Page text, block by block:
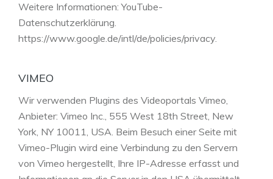
Weitere Informationen: YouTube-
Datenschutzerklärung.
https://www.google.de/intl/de/policies/privacy.
VIMEO
Wir verwenden Plugins des Videoportals Vimeo,
Anbieter: Vimeo Inc., 555 West 18th Street, New
York, NY 10011, USA. Beim Besuch einer Seite mit
Vimeo-Plugin wird eine Verbindung zu den Servern
von Vimeo hergestellt, Ihre IP-Adresse erfasst und